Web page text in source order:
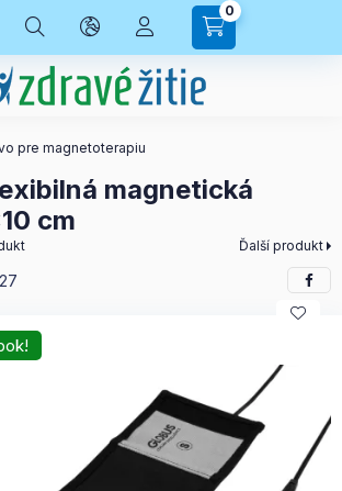
0
pre magnetoterapiu
magnetická
cm
Ďalší produkt